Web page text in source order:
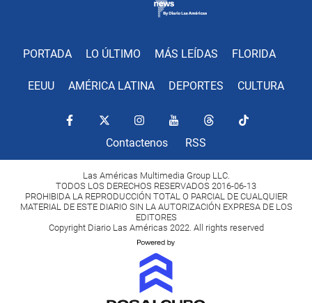
PORTADA LO ÚLTIMO MÁS LEÍDAS FLORIDA
EEUU AMÉRICA LATINA DEPORTES CULTURA
Contactenos RSS
Las Américas Multimedia Group LLC.
TODOS LOS DERECHOS RESERVADOS 2016-06-13
PROHIBIDA LA REPRODUCCIÓN TOTAL O PARCIAL DE CUALQUIER
MATERIAL DE ESTE DIARIO SIN LA AUTORIZACIÓN EXPRESA DE LOS
EDITORES
Copyright Diario Las Américas 2022. All rights reserved